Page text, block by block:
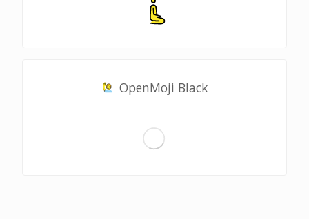
OpenMoji Black